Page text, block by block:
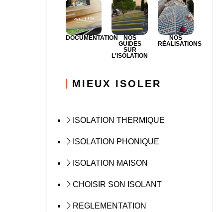
DOCUMENTATION
NOS
GUIDES
SUR
L'ISOLATION
NOS
RÉALISATIONS
MIEUX ISOLER
ISOLATION THERMIQUE
ISOLATION PHONIQUE
ISOLATION MAISON
CHOISIR SON ISOLANT
REGLEMENTATION